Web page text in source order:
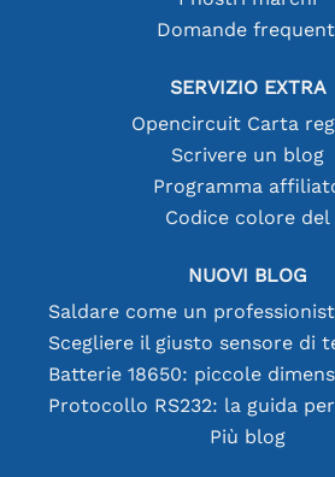
Domande
SERVIZIO EXTRA
Opencircuit Carta
Scrivere un blog
Programma
Codice colore del
NUOVI BLOG
Protocollo RS232: la guida
Più blog